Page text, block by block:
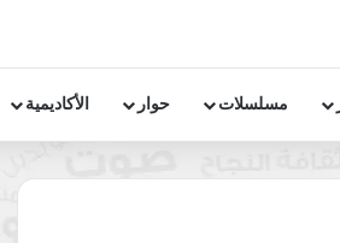
مسلسلات حوار الأكاديمية